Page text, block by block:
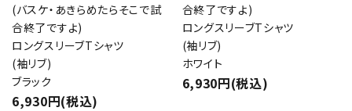
(バスケ・あきらめたらそこで試
合終了ですよ)
ロングスリーブTシャツ
(袖リブ)
ブラック
6,930円(税込)
合終了ですよ)
ロングスリーブTシャツ
(袖リブ)
ホワイト
6,930円(税込)